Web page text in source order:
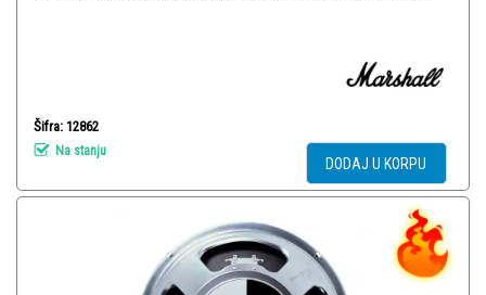
Šifra: 12862
Na stanju
DODAJ U KORPU